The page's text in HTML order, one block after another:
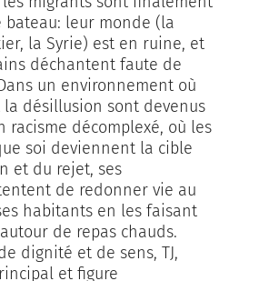
bateau: leur monde (la
la Syrie) est en ruine, et
déchantent faute de
un environnement où
désillusion sont devenus
racisme décomplexé, où les
soi deviennent la cible
et du rejet, ses
de redonner vie au
habitants en les faisant
de repas chauds.
dignité et de sens, TJ,
et figure